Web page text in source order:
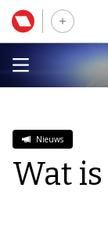
Nieuws
Wat